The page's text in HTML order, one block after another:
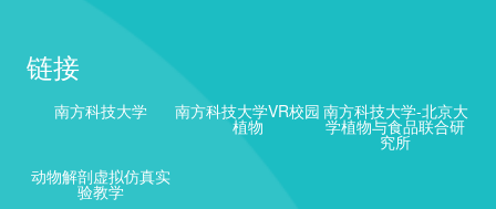
链接
南方科技大学 南方科技大学VR校园
植物
南方科技大学-北京大
学植物与食品联合研
究所
动物解剖虚拟仿真实
验教学